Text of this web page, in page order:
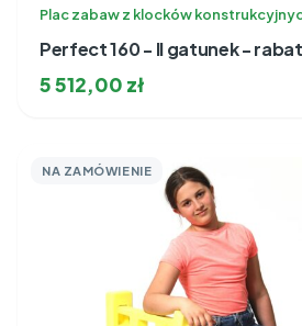
Plac zabaw z klocków
Perfect 160 - II gatunek -
5 512,00 zł
NA ZAMÓWIENIE